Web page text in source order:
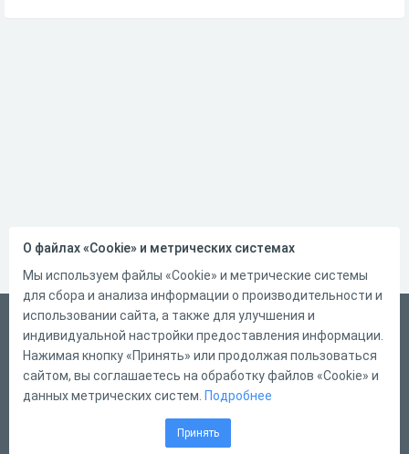
Русский
Справка
Форма обратной связи
О файлах «Cookie» и метрических системах
Мы используем файлы «Cookie» и метрические системы
для сбора и анализа информации о производительности и
использовании сайта, а также для улучшения и
индивидуальной настройки предоставления информации.
Нажимая кнопку «Принять» или продолжая пользоваться
сайтом, вы соглашаетесь на обработку файлов «Cookie» и
данных метрических систем. Подробнее
Принять